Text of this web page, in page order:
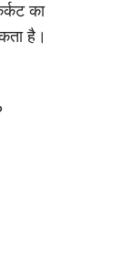
का
है।